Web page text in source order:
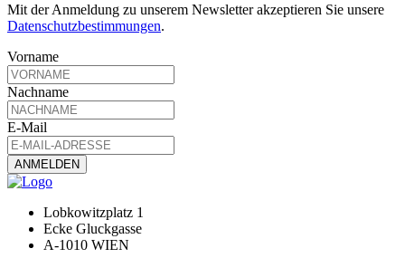
Mit der Anmeldung zu unserem Newsletter akzeptieren Sie unsere
Datenschutzbestimmungen.
Vorname
Nachname
E-Mail
Lobkowitzplatz 1
Ecke Gluckgasse
A-1010 WIEN